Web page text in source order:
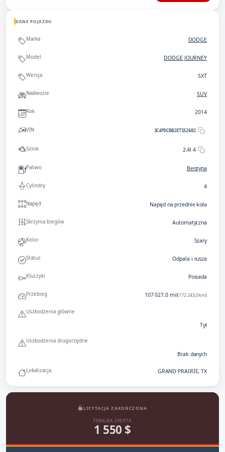
DANE POJAZDU
Marka DODGE
Model DODGE JOURNEY
Wersja SXT
Nadwozie SUV
Rok 2014
VIN 3C4PDCBB2ET152682
Silnik 2.4l 4
Paliwo Benzyna
Cylindry 4
Napęd Napęd na przednie koła
Skrzynia biegów Automatyczna
Kolor Szary
Status Odpala i rusza
Kluczyki Posiada
Przebieg 107 027,0 mil(172 243,0 km)
Uszkodzenia główne
Tył
Uszkodzenia drugorzędne
Brak danych
Lokalizacja GRAND PRAIRIE, TX
LICYTACJA ZAKOŃCZONA
FINALNA OFERTA
1 550 $